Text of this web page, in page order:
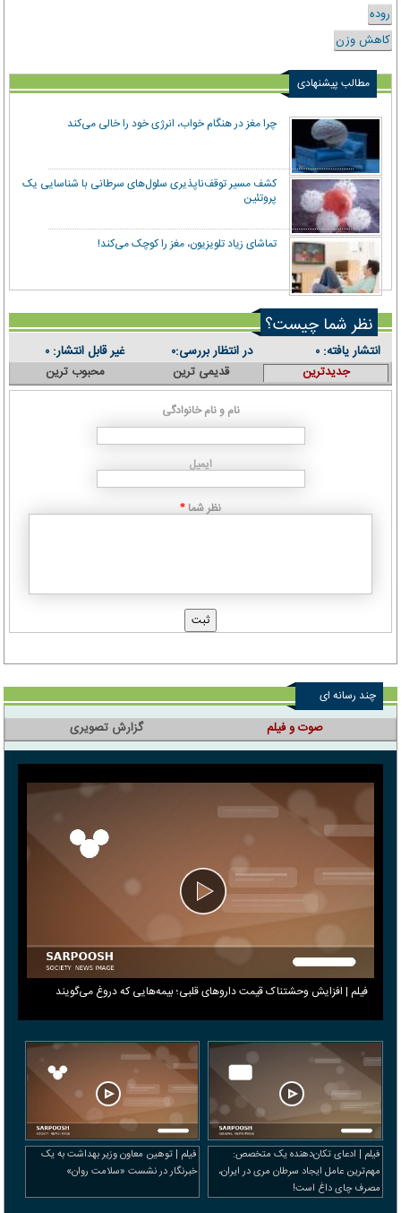
روده
کاهش وزن
مطالب پیشنهادی
چرا مغز در هنگام خواب، انرژی خود را خالی می‌کند
کشف مسیر توقف‌ناپذیری سلول‌های سرطانی با شناسایی یک
پروتئین
تماشای زیاد تلویزیون، مغز را کوچک می‌کند!
نظر شما چیست؟
انتشار یافته: ۰ در انتظار بررسی:۰ غیر قابل انتشار: ۰
جدیدترین قدیمی ترین محبوب ترین
نام و نام خانوادگی
ایمیل
نظر شما *
چند رسانه ای
صوت و فیلم
فیلم | افزایش وحشتناک قیمت داروهای قلبی؛ بیمه‌هایی که دروغ می‎‌گویند
فیلم | ادعای تکان‌دهنده یک متخصص:
مهم‌ترین عامل ایجاد سرطان مری در ایران،
مصرف چای داغ است!
فیلم | توهین معاون وزیر بهداشت به یک
خبرنگار در نشست «سلامت روان»
گزارش تصویری